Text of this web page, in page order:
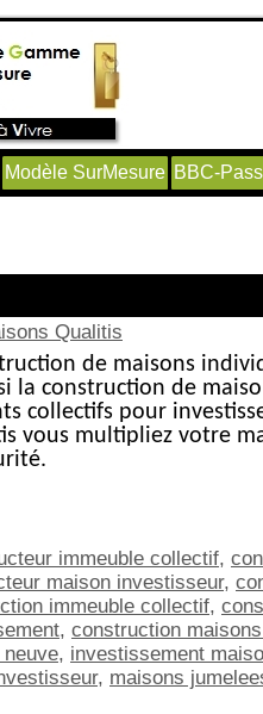
Modèle SurMesure BBC-
Qualitis
de maisons
la construction de
collectifs pour
vous multipliez votre
immeuble collectif,
maison investisseur,
immeuble collectif,
, construction
, investissement
, maisons